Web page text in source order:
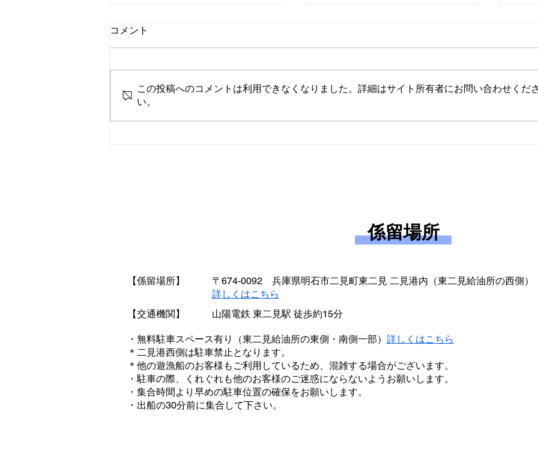
9月 料金・出船条件改定のお
釣果情報の掲載方法変更につ
【重
コメント
この投稿へのコメントは利用できなくなりました。詳細はサイト所有者にお問い合わせくださ
い。
係留場所
【係留場所】
〒674-0092 兵庫県明石市二見町東二見 二見港内（東二見給油所の西側）
​詳しくはこちら
【交通機関】
山陽電鉄 東二見駅 徒歩約15分
・無料駐車スペース有り（東二見給油所の東側・南側一部） ​詳しくはこちら
​＊二見港西側は駐車禁止となります。
＊他の遊漁船のお客様もご利用しているため、混雑する場合がございます。
・駐車の際、くれぐれも他のお客様のご迷惑にならないようお願いします。
・集合時間より早めの駐車位置の確保をお願いします。​
・出船の30分前に集合して下さい。